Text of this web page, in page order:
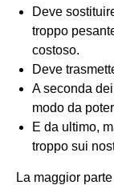
Deve
troppo
costoso.
Deve
A seconda
modo da
E da ultimo,
troppo sui
La maggior